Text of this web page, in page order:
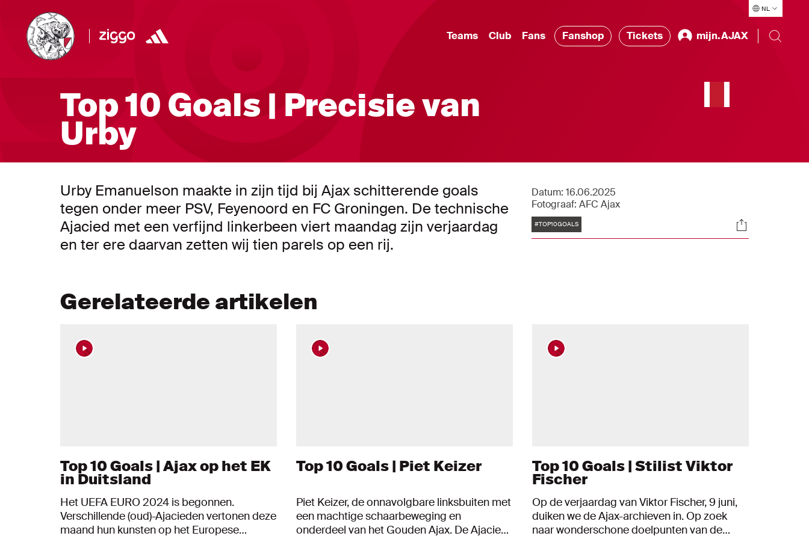
NL
Teams Club Fans Fanshop Tickets mijn.AJAX
Top 10 Goals | Precisie van
Urby
Urby Emanuelson maakte in zijn tijd bij Ajax schitterende goals
tegen onder meer PSV, Feyenoord en FC Groningen. De technische
Ajacied met een verfijnd linkerbeen viert maandag zijn verjaardag
en ter ere daarvan zetten wij tien parels op een rij.
Datum: 16.06.2025
Fotograaf: AFC Ajax
Tags
#TOP10GOALS Socials
Gerelateerde artikelen
Top 10 Goals | Ajax op het EK
in Duitsland
Het UEFA EURO 2024 is begonnen.
Verschillende (oud)-Ajacieden vertonen deze
maand hun kunsten op het Europese
Top 10 Goals | Piet Keizer
Piet Keizer, de onnavolgbare linksbuiten met
een machtige schaarbeweging en
onderdeel van het Gouden Ajax. De Ajacied
Top 10 Goals | Stilist Viktor
Fischer
Op de verjaardag van Viktor Fischer, 9 juni,
duiken we de Ajax-archieven in. Op zoek
naar wonderschone doelpunten van de